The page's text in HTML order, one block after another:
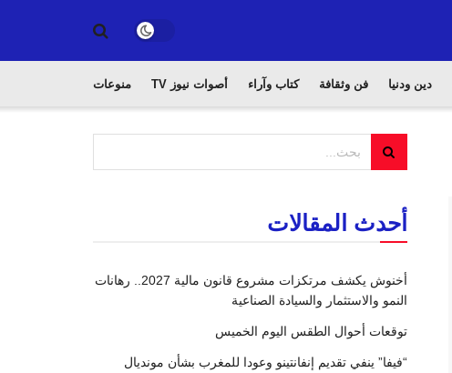
دين ودنيا فن وثقافة كتاب وآراء أصوات نيوز TV منوعات
أحدث المقالات
أخنوش يكشف مرتكزات مشروع قانون مالية 2027.. رهانات
النمو والاستثمار والسيادة الصناعية
توقعات أحوال الطقس اليوم الخميس
“فيفا” ينفي تقديم إنفانتينو وعودا للمغرب بشأن مونديال